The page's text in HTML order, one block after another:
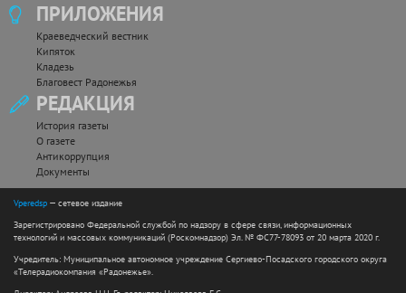
ПРИЛОЖЕНИЯ
Краеведческий вестник
Кипяток
Кладезь
Благовест Радонежья
РЕДАКЦИЯ
История газеты
О газете
Антикоррупция
Документы
Vperedsp — сетевое издание
Зарегистрировано Федеральной службой по надзору в сфере связи, информационных
технологий и массовых коммуникаций (Роскомнадзор) Эл. № ФС77-78093 от 20 марта 2020 г.
Учредитель: Муниципальное автономное учреждение Сергиево-Посадского городского округа
«Телерадиокомпания «Радонежье».